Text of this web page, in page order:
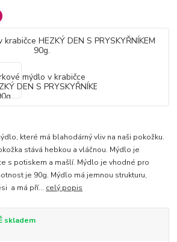
které má blahodárný vliv na naši pokožku.
stává hebkou a vláčnou. Mýdlo je
s potiskem a mašlí. Mýdlo je vhodné pro
je 90g. Mýdlo má jemnou strukturu,
a má pří... celý popis
skladem